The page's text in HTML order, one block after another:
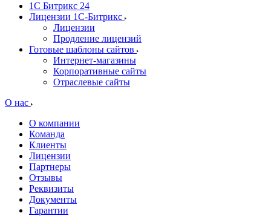
1С Битрикс 24
Лицензии 1С-Битрикс
Лицензии
Продление лицензий
Готовые шаблоны сайтов
Интернет-магазины
Корпоративные сайты
Отраслевые сайты
О нас
О компании
Команда
Клиенты
Лицензии
Партнеры
Отзывы
Реквизиты
Документы
Гарантии